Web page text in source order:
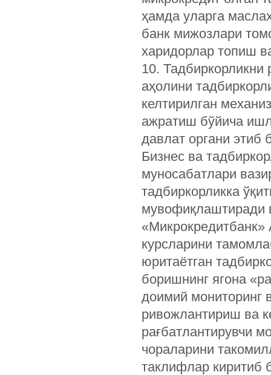
ҳамда уларга
банк мижозлари
харидорлар топиш
10. Тадбиркорликни
аҳолини
келтирилган
ажратиш бўйича
давлат органи этиб
Бизнес ва
муносабатлари
тадбиркорликка
мувофиқлаштиради
«Микрокредитбанк»
курсларини
юритаётган
боришнинг ягона
доимий мониторинг
ривожлантириш ва
рағбатлантирувчи
чораларини
таклифлар киритиб